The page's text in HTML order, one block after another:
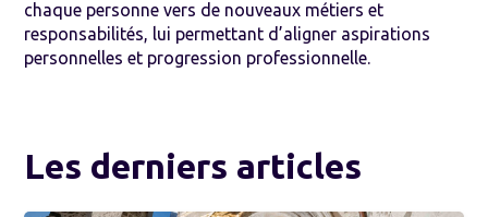
chaque personne vers de nouveaux métiers et
responsabilités, lui permettant d’aligner aspirations
personnelles et progression professionnelle.
Les derniers articles